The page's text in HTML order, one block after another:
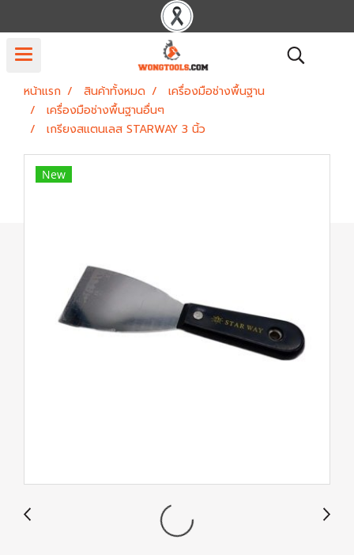
หน้าแรก สินค้าทั้งหมด
เครื่องมือช่างพื้นฐาน
เครื่องมือช่างพื้นฐานอื่นๆ
เกรียงสแตนเลส STARWAY 3 นิ้ว
New